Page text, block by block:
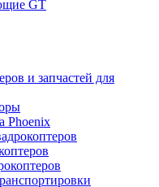
GT
и запчастей для
Phoenix